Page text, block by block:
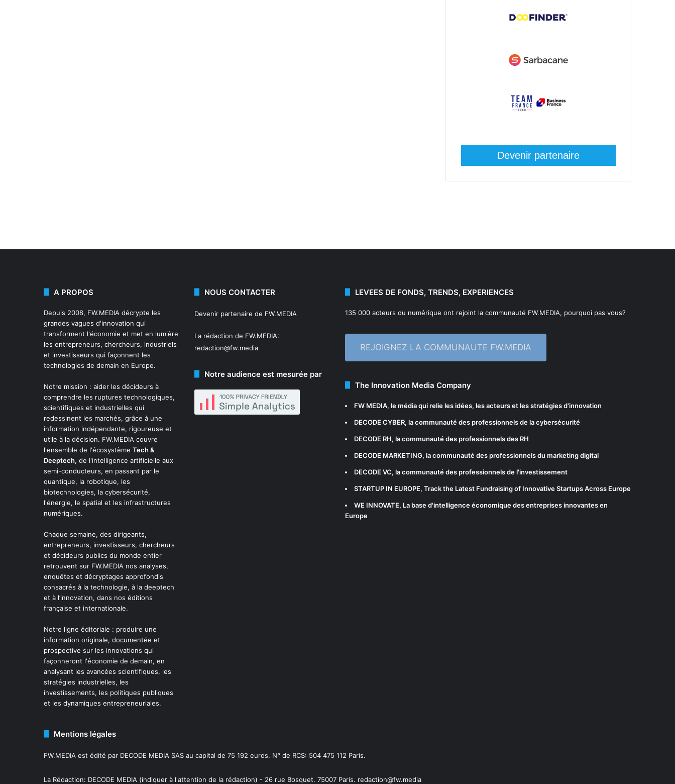
Devenir partenaire
A PROPOS
Depuis 2008, FW.MEDIA décrypte les
grandes vagues d'innovation qui
transforment l'économie et met en lumière
les entrepreneurs, chercheurs, industriels
et investisseurs qui façonnent les
technologies de demain en Europe.
Notre mission : aider les décideurs à
comprendre les ruptures technologiques,
scientifiques et industrielles qui
redessinent les marchés, grâce à une
information indépendante, rigoureuse et
utile à la décision. FW.MEDIA couvre
l'ensemble de l'écosystème Tech &
Deeptech, de l'intelligence artificielle aux
semi-conducteurs, en passant par le
quantique, la robotique, les
biotechnologies, la cybersécurité,
l'énergie, le spatial et les infrastructures
numériques.
Chaque semaine, des dirigeants,
entrepreneurs, investisseurs, chercheurs
et décideurs publics du monde entier
retrouvent sur FW.MEDIA nos analyses,
enquêtes et décryptages approfondis
consacrés à la technologie, à la deeptech
et à l’innovation, dans nos éditions
française et internationale.
Notre ligne éditoriale : produire une
information originale, documentée et
prospective sur les innovations qui
façonneront l'économie de demain, en
analysant les avancées scientifiques, les
stratégies industrielles, les
investissements, les politiques publiques
et les dynamiques entrepreneuriales.
NOUS CONTACTER
Devenir partenaire de FW.MEDIA
La rédaction de FW.MEDIA:
redaction@fw.media
Notre audience est mesurée par
LEVEES DE FONDS, TRENDS, EXPERIENCES
135 000 acteurs du numérique ont rejoint la communauté FW.MEDIA, pourquoi pas vous?
REJOIGNEZ LA COMMUNAUTE FW.MEDIA
The Innovation Media Company
FW MEDIA, le média qui relie les idées, les acteurs et les stratégies d'innovation
DECODE CYBER, la communauté des professionnels de la cybersécurité
DECODE RH, la communauté des professionnels des RH
DECODE MARKETING, la communauté des professionnels du marketing digital
DECODE VC, la communauté des professionnels de l'investissement
STARTUP IN EUROPE, Track the Latest Fundraising of Innovative Startups Across Europe
WE INNOVATE, La base d'intelligence économique des entreprises innovantes en
Europe
Mentions légales
FW.MEDIA est édité par DECODE MEDIA SAS au capital de 75 192 euros. N° de RCS: 504 475 112 Paris.
La Rédaction: DECODE MEDIA (indiquer à l'attention de la rédaction) - 26 rue Bosquet. 75007 Paris. redaction@fw.media